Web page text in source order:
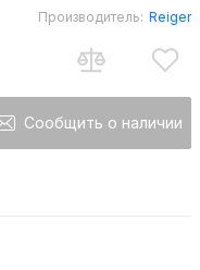
Производитель: Reiger
Сообщить о наличии